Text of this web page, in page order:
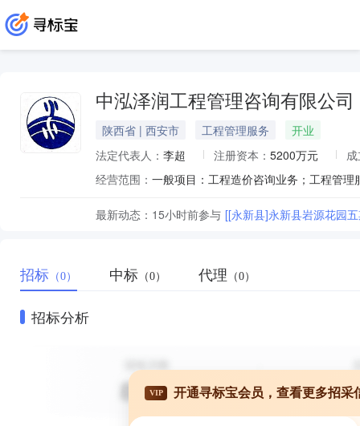
中泓泽润工程管理咨询有限公司
陕西省 | 西安市 工程管理服务
开业
法定代表人： 李超 注册资本： 5200万元
经营范围：
最新动态： 15小时前参与 [[永新县]永新县岩源花园
招标 （0） 中标 （0） 代理 （0）
招标分析
VIP 开通寻标宝会员，查看更多招采